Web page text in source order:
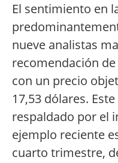
El sentimiento en
nueve analistas
recomendación
con un precio
17,53 dólares.
respaldado por el
ejemplo reciente
cuarto trimestre,